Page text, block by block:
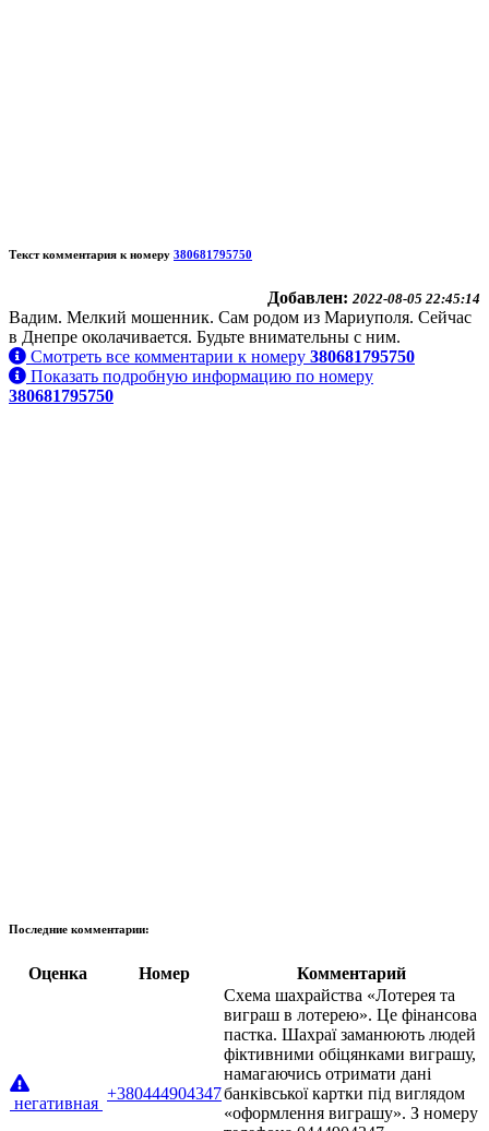
Текст комментария к номеру 380681795750
Добавлен: 2022-08-05 22:45:14
Вадим. Мелкий мошенник. Сам родом из Мариуполя. Сейчас
в Днепре околачивается. Будьте внимательны с ним.
Смотреть все комментарии к номеру 380681795750
Показать подробную информацию по номеру
380681795750
Последние комментарии:
Оценка Номер Комментарий
негативная
+380444904347
Схема шахрайства «Лотерея та
виграш в лотерею». Це фінансова
пастка. Шахраї заманюють людей
фіктивними обіцянками виграшу,
намагаючись отримати дані
банківської картки під виглядом
«оформлення виграшу». З номеру